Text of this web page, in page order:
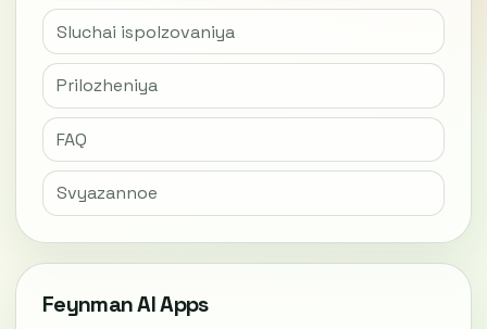
Sluchai ispolzovaniya
Prilozheniya
FAQ
Svyazannoe
Feynman AI Apps